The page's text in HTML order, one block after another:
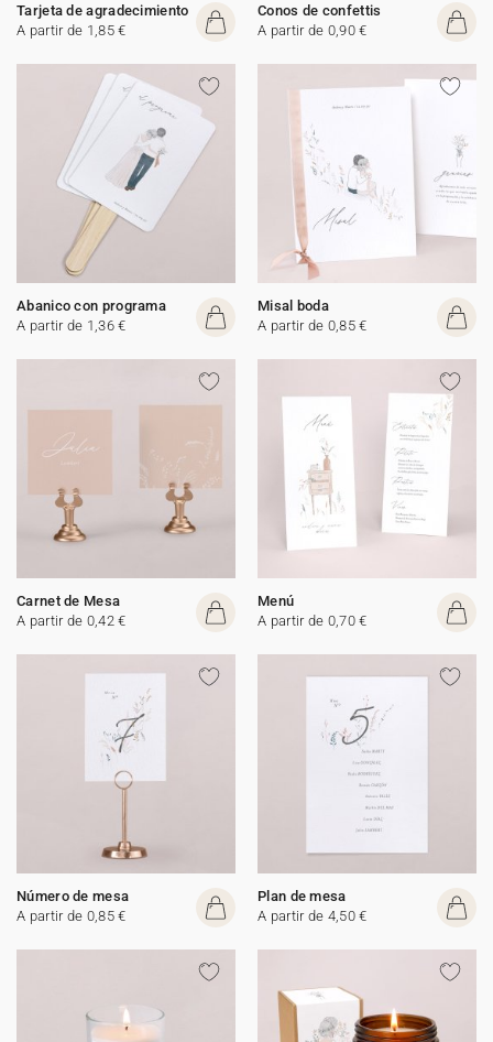
Tarjeta de agradecimiento
A partir de 1,85 €
Conos de confettis
A partir de 0,90 €
Abanico con programa
A partir de 1,36 €
Misal boda
A partir de 0,85 €
Carnet de Mesa
A partir de 0,42 €
Menú
A partir de 0,70 €
Número de mesa
A partir de 0,85 €
Plan de mesa
A partir de 4,50 €